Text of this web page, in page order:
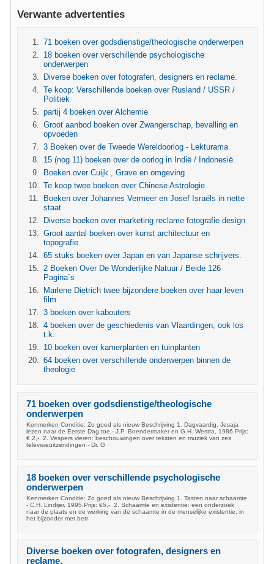
Verwante advertenties
71 boeken over godsdienstige/theologische onderwerpen
18 boeken over verschillende psychologische
onderwerpen
Diverse boeken over fotografen, designers en reclame.
Te koop: Verschillende boeken over Rusland / USSR /
Politiek
partij 4 boeken over Alchemie
Groot aanbod boeken over Zwangerschap, bevalling en
opvoeden
3 Boeken over de Tweede Wereldoorlog - Lekturama
15 (nog 11) boeken over de oorlog in Indië / Indonesië.
Boeken over Cuijk , Grave en omgeving
Te koop twee boeken over Chinese Astrologie
Boeken over Johannes Vermeer en Josef Israëls in nette
staat
Diverse boeken over marketing reclame fotografie design
Groot aantal boeken over kunst architectuur en
topografie
65 stuks boeken over Japan en van Japanse schrijvers.
2 Boeken Over De Wonderlijke Natuur / Beide 126
Pagina`s
Marlene Dietrich twee bijzondere boeken over haar leven
film
3 boeken over kabouters
4 boeken over de geschiedenis van Vlaardingen, ook los
t.k.
10 boeken over kamerplanten en tuinplanten
64 boeken over verschillende onderwerpen binnen de
theologie
71 boeken over godsdienstige/theologische
onderwerpen
Kenmerken Conditie: Zo goed als nieuw Beschrijving 1. Dagvaardig. Jesaja
lezen naar de Eerste Dag toe - J.P. Boendermaker en G.H. Westra, 1986.Prijs:
€ 2,-. 2. Vespers vieren: beschouwingen over teksten en muziek van zes
televisieuitzendingen - Dr. G
18 boeken over verschillende psychologische
onderwerpen
Kenmerken Conditie: Zo goed als nieuw Beschrijving 1. Tasten naar schaamte
- C.H. Lindijer, 1995.Prijs: €5,-. 2. Schaamte en existentie: een onderzoek
naar de plaats en de werking van de schaamte in de menselijke existentie, in
het bijzonder met betr
Diverse boeken over fotografen, designers en
reclame.